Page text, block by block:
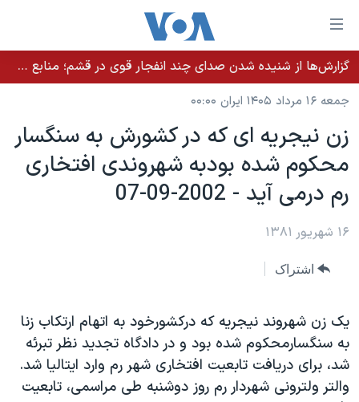
لینکهای
قابل
دسترسی
جهش
محتوای
اصلی
به
صفحه
جهش
جستجو
خانه
نسخه سبک وب‌سایت
موضوع ها
ایران
آمریکا
جهان
ویژه برنامه‌ها
ویدیوها
فرهنگ و زندگی
برنامه های تلویزیونی
جدول برنامه ها
صفحه‌های ویژه
۲۵۰سالگی آمریکا
بایگانی برنامه‌های تلویزیونی
مستندها
فرکانس‌های صدای آمریکا
یادگیری زبان انگلیسی
دنبال کنید
گزارش‌ها از شنیده شدن صدای چند انفجار قوی در قشم؛ منابع حکومتی می‌گویند درگیری در تنگه هرمز بود
جمعه ۱۶ مرداد ۱۴۰۵ ایران ۰۰:۰۰
زن نيجريه ای که در کشورش به سنگسار
محکوم شده بودبه شهروندی افتخاری
رم درمی آيد - 2002-09-07
۱۶ شهریور ۱۳۸۱
اشتراک
يک زن شهروند نيجريه که درکشورخود به اتهام ارتکاب زنا
به سنگسارمحکوم شده بود و در دادگاه تجديد نظر تبرئه
شد، برای دريافت تابعيت افتخاری شهر رم وارد ايتاليا شد.
والتر ولترونی شهردار رم روز دوشنبه طی مراسمی، تابعيت